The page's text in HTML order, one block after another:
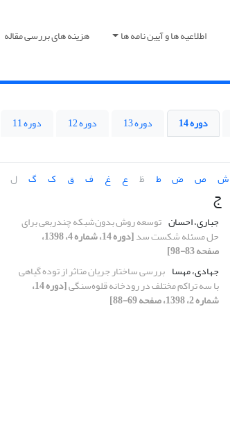
اطلاعیه ها و آیین نامه ها هزینه های بررسی مقاله
دوره 14 دوره 13 دوره 12 دوره 11
ش ص ض ط ظ ع غ ف ق ک گ ل
ج
جباری، احسان توسعه روش بدون‌شبکه چندربعی برای
حل مسئله شکست سد [دوره 14، شماره 4، 1398،
صفحه 83-98]
جهادی، مهسا بررسی ساختار جریان متاثر از توده گیاهی
با سه تراکم مختلف در رودخانه قلوه‌سنگی [دوره 14،
شماره 2، 1398، صفحه 69-88]